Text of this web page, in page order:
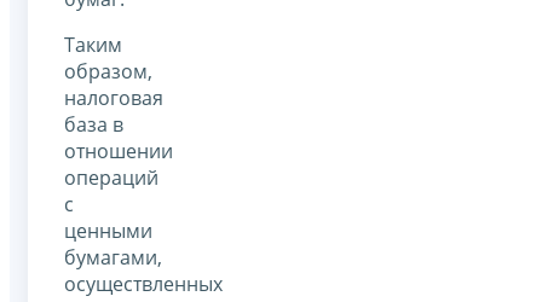
Таким
образом,
налоговая
база в
отношении
операций
с
ценными
бумагами,
осуществленных